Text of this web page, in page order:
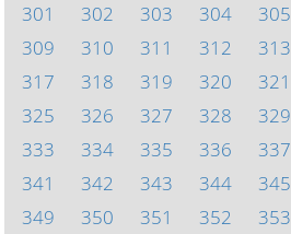
301
302 303 304 305
309
310 311 312 313
317
318 319 320 321
325
326 327 328 329
333
334 335 336 337
341
342 343 344 345
349
350 351 352 353